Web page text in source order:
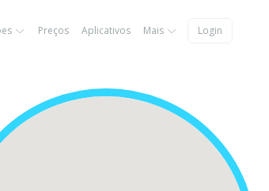
Preços Aplicativos Mais Login